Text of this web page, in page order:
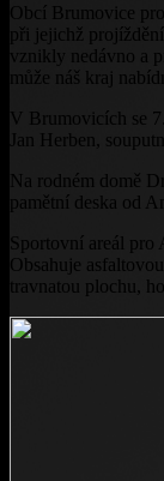
Obcí Brumovice
při jejichž
vznikly nedávno a
může náš kraj
V Brumovicích se
Jan Herben,
Na rodném domě
pamětní deska od
Sportovní areál pro
Obsahuje
travnatou plochu,